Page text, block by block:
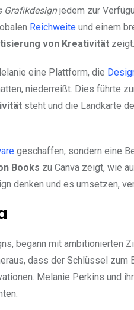
Grafikdesignjedem zur
Reichweite und einem
von Kreativität zeigt.
eine Plattform, die
niederreißt. Dies führte
steht und die Landkarte
geschaffen, sondern eine
Books zu Canva zeigt, wie
denken und es umsetzen,
begann mit ambitionierten
dass der Schlüssel zum
Melanie Perkins und